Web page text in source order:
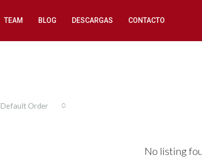
TEAM BLOG DESCARGAS CONTACTO
Default Order
No listing